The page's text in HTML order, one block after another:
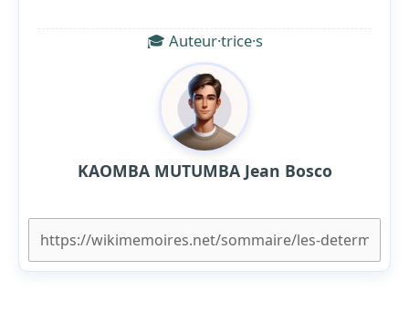
🎓 Auteur·trice·s
KAOMBA MUTUMBA Jean Bosco